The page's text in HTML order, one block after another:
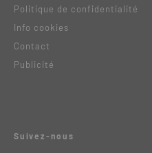
Politique de confidentialité
Info cookies
Contact
Publicité
Suivez-nous